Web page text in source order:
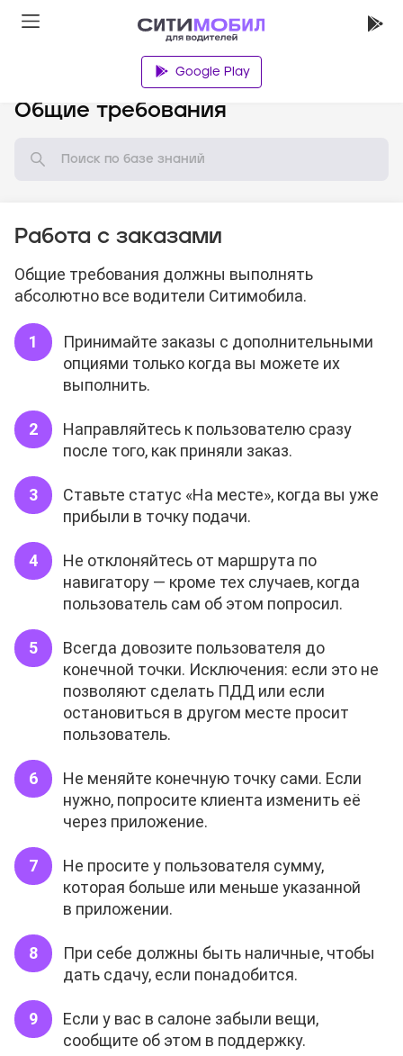
Google Play
Общие требования
Работа с заказами
Общие требования должны выполнять
абсолютно все водители Ситимобила.
Принимайте заказы с дополнительными
опциями только когда вы можете их
выполнить.
Направляйтесь к пользователю сразу
после того, как приняли заказ.
Ставьте статус «На месте», когда вы уже
прибыли в точку подачи.
Не отклоняйтесь от маршрута по
навигатору — кроме тех случаев, когда
пользователь сам об этом попросил.
Всегда довозите пользователя до
конечной точки. Исключения: если это не
позволяют сделать ПДД или если
остановиться в другом месте просит
пользователь.
Не меняйте конечную точку сами. Если
нужно, попросите клиента изменить её
через приложение.
Не просите у пользователя сумму,
которая больше или меньше указанной
в приложении.
При себе должны быть наличные, чтобы
дать сдачу, если понадобится.
Если у вас в салоне забыли вещи,
сообщите об этом в поддержку.